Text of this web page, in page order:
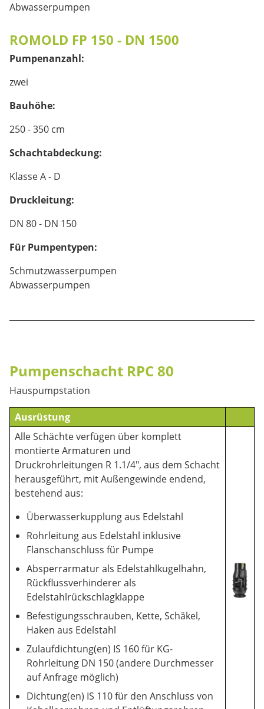
Abwasserpumpen
ROMOLD FP 150 - DN 1500
Pumpenanzahl:
zwei
Bauhöhe:
250 - 350 cm
Schachtabdeckung:
Klasse A - D
Druckleitung:
DN 80 - DN 150
Für Pumpentypen:
Schmutzwasserpumpen
Abwasserpumpen
Pumpenschacht RPC 80
Hauspumpstation
Ausrüstung
Alle Schächte verfügen über komplett
montierte Armaturen und
Druckrohrleitungen R 1.1/4", aus dem Schacht
herausgeführt, mit Außengewinde endend,
bestehend aus:
Überwasserkupplung aus Edelstahl
Rohrleitung aus Edelstahl inklusive
Flanschanschluss für Pumpe
Absperrarmatur als Edelstahlkugelhahn,
Rückflussverhinderer als
Edelstahlrückschlagklappe
Befestigungsschrauben, Kette, Schäkel,
Haken aus Edelstahl
Zulaufdichtung(en) IS 160 für KG-
Rohrleitung DN 150 (andere Durchmesser
auf Anfrage möglich)
Dichtung(en) IS 110 für den Anschluss von